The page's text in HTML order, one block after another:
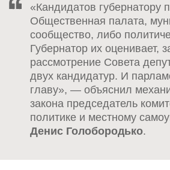
«Кандидатов губернатору
Общественная палата,
сообщество, либо
Губернатор их оценивает,
рассмотрение Совета
двух кандидатур. И
главу», — объяснил
закона председатель
политике и местному
Денис Голобородько.